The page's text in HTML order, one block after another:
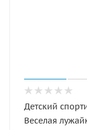
Детский
Веселая